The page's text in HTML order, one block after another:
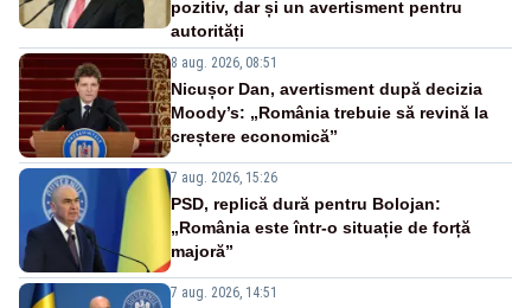
pozitiv, dar și un avertisment pentru
autorități
8 aug. 2026, 08:51
Nicușor Dan, avertisment după decizia
Moody’s: „România trebuie să revină la
creștere economică”
7 aug. 2026, 15:26
PSD, replică dură pentru Bolojan:
„România este într-o situație de forță
majoră”
7 aug. 2026, 14:51